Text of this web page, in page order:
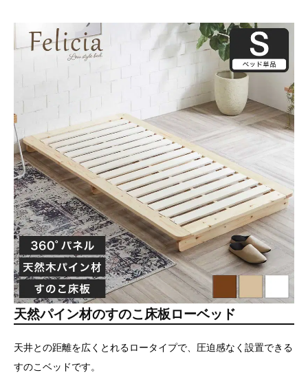
天然パイン材のすのこ床板ローベッド
天井との距離を広くとれるロータイプで、圧迫感なく設置できる
すのこベッドです。